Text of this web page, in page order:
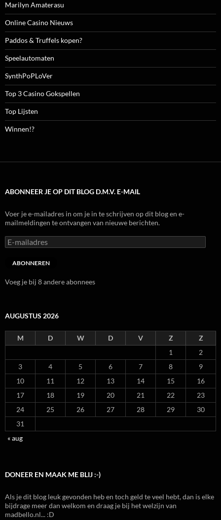
Marilyn Amaterasu
Online Casino Nieuws
Paddos & Truffels kopen?
Speelautomaten
SynthPoPLoVer
Top 3 Casino Gokspellen
Top Lijsten
Winnen!?
ABONNEER JE OP DIT BLOG D.M.V. E-MAIL
Voer je e-mailadres in om je in te schrijven op dit blog en e-
mailmeldingen te ontvangen van nieuwe berichten.
E-
mailadres
ABONNEREN
Voeg je bij 8 andere abonnees
AUGUSTUS 2026
M D W D V Z
Z
1
2
3
4 5 6 7 8
9
10
11 12 13 14 15
16
17
18 19 20 21 22
23
24
25 26 27 28 29
30
31
« aug
DONEER EN MAAK ME BLIJ :-)
Als je dit blog leuk gevonden heb en toch geld te veel hebt, dan is elke
bijdrage meer dan welkom en draag je bij het welzijn van
madbello.nl... :D